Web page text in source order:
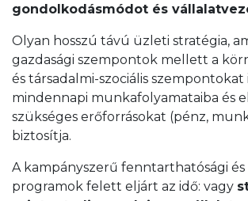
gondolkodásmódot és
Olyan hosszú távú üzleti stratégia,
gazdasági szempontok mellett a
és társadalmi-szociális szempontokat
mindennapi munkafolyamataiba és
szükséges erőforrásokat (pénz,
biztosítja.
A kampányszerű fenntarthatósági és
programok felett eljárt az idő: vagy